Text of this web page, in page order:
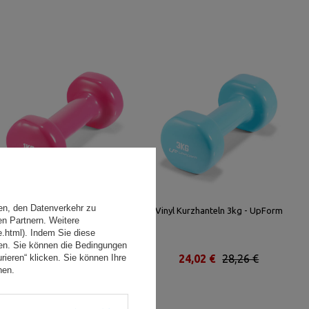
Vinyl Kurzhanteln 1kg - UpForm
19,00 €
16,15 €
Vinyl Kurzhanteln 3kg - UpForm
28,26 €
24,02 €
den Datenverkehr zu
Partnern. Weitere
Indem Sie diese
Sie können die Bedingungen
klicken. Sie können Ihre